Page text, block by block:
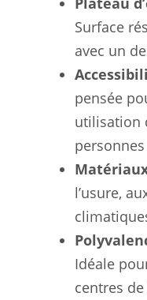
Surface
avec un
pensée
utilisation
l’usure,
Idéale
centres